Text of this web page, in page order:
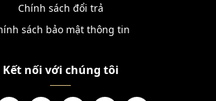
Chính sách đổi trả
sách bảo mật thông tin
Kết nối với chúng tôi